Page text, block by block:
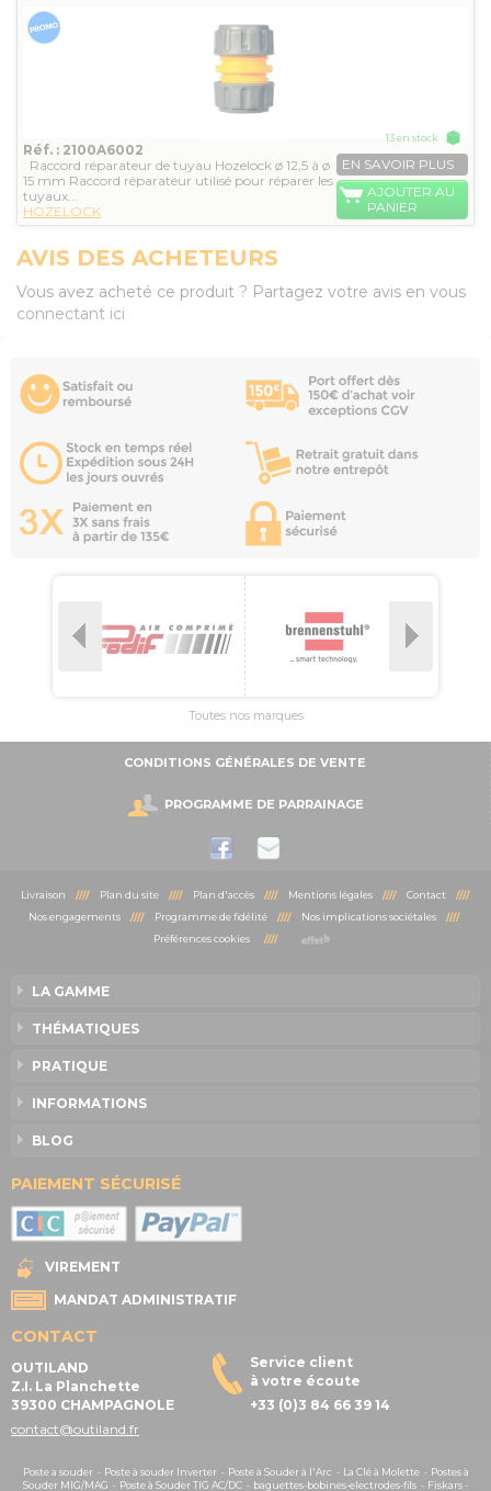
Réf. : 2100A6002
Raccord réparateur de tuyau Hozelock ø 12,5 à ø
15 mm Raccord réparateur utilisé pour réparer les
tuyaux...
HOZELOCK
13 en stock
EN SAVOIR PLUS
AJOUTER AU
PANIER
AVIS DES ACHETEURS
Vous avez acheté ce produit ? Partagez votre avis en vous
connectant ici
Toutes nos marques
CONDITIONS GÉNÉRALES DE VENTE
PROGRAMME DE PARRAINAGE
Livraison //// Plan du site //// Plan d'accès //// Mentions légales //// Contact ////
Nos engagements//// Programme de fidélité//// Nos implications sociétales////
Préférences cookies
////
LA GAMME
THÉMATIQUES
PRATIQUE
INFORMATIONS
BLOG
PAIEMENT SÉCURISÉ
VIREMENT
MANDAT ADMINISTRATIF
CONTACT
OUTILAND
Z.I. La Planchette
39300 CHAMPAGNOLE
contact@outiland.fr
Service client
à votre écoute
+33 (0)3 84 66 39 14
Poste a souder- Poste à souder Inverter- Poste à Souder à l'Arc - La Clé à Molette- Postes à
Souder MIG/MAG - Poste à Souder TIG AC/DC - baguettes-bobines-electrodes-fils - Fiskars -